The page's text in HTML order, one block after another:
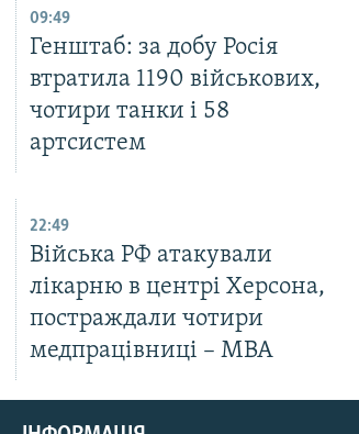
09:49
Генштаб: за добу Росія
втратила 1190 військових,
чотири танки і 58
артсистем
22:49
Війська РФ атакували
лікарню в центрі Херсона,
постраждали чотири
медпрацівниці – МВА